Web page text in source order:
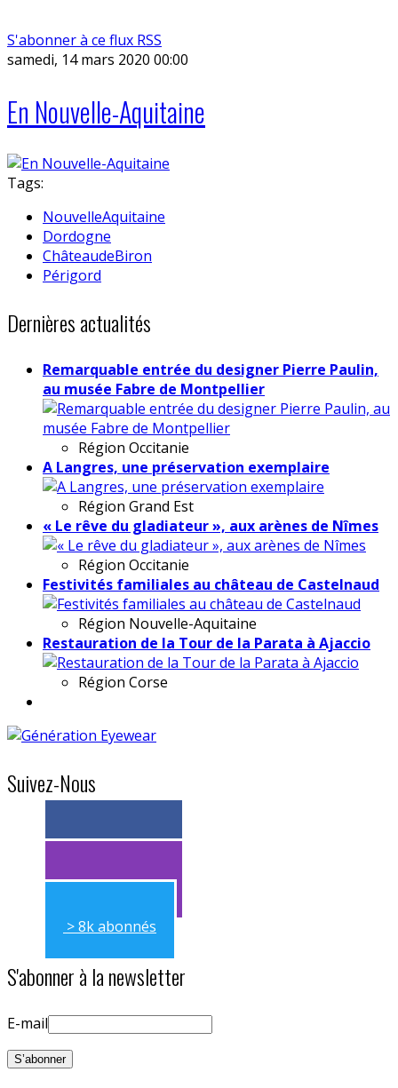
S'abonner à ce flux RSS
samedi, 14 mars 2020 00:00
En Nouvelle-Aquitaine
Tags:
NouvelleAquitaine
Dordogne
ChâteaudeBiron
Périgord
Dernières actualités
Remarquable entrée du designer Pierre Paulin,
au musée Fabre de Montpellier
Région Occitanie
A Langres, une préservation exemplaire
Région Grand Est
« Le rêve du gladiateur », aux arènes de Nîmes
Région Occitanie
Festivités familiales au château de Castelnaud
Région Nouvelle-Aquitaine
Restauration de la Tour de la Parata à Ajaccio
Région Corse
Suivez-Nous
> 11k abonnés
> 11k abonnés
> 8k abonnés
S'abonner à la newsletter
E-mail